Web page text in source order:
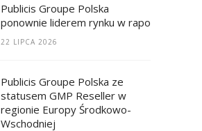
Publicis Groupe Polska
ponownie liderem rynku w raporcie
22 LIPCA 2026
Publicis Groupe Polska ze
statusem GMP Reseller w
regionie Europy Środkowo-
Wschodniej